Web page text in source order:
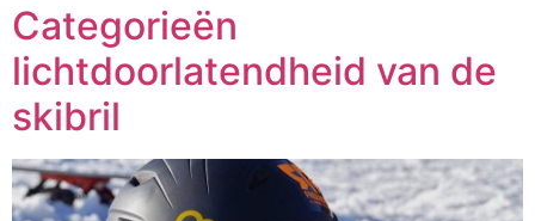
Categorieën
lichtdoorlatendheid van de
skibril